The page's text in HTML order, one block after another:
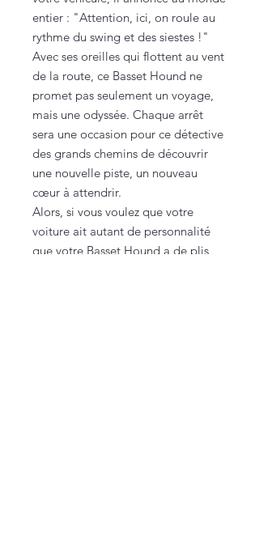
entier : "Attention, ici, on roule au
rythme du swing et des siestes !"
Avec ses oreilles qui flottent au vent
de la route, ce Basset Hound ne
promet pas seulement un voyage,
mais une odyssée. Chaque arrêt
sera une occasion pour ce détective
des grands chemins de découvrir
une nouvelle piste, un nouveau
cœur à attendrir.
Alors, si vous voulez que votre
voiture ait autant de personnalité
que votre Basset Hound a de plis,